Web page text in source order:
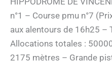
n°1 – Course pmu n°7
aux alentours de 16h25 –
Allocations totales :
2175 mètres – Grande